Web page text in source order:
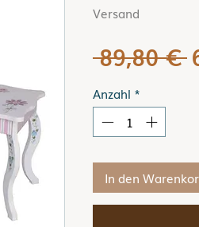
Versand
89,80 €
Anzahl *
In den